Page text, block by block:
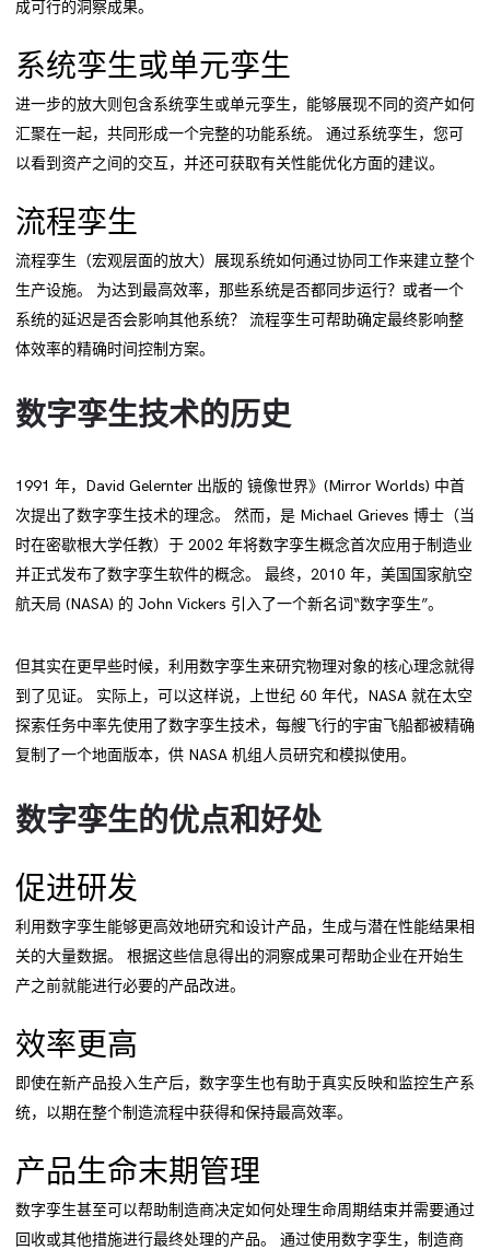
成可行的洞察成果。
系统孪生或单元孪生
进一步的放大则包含系统孪生或单元孪生，能够展现不同的资产如何
汇聚在一起，共同形成一个完整的功能系统。 通过系统孪生，您可
以看到资产之间的交互，并还可获取有关性能优化方面的建议。
流程孪生
流程孪生（宏观层面的放大）展现系统如何通过协同工作来建立整个
生产设施。 为达到最高效率，那些系统是否都同步运行？或者一个
系统的延迟是否会影响其他系统？ 流程孪生可帮助确定最终影响整
体效率的精确时间控制方案。
数字孪生技术的历史
1991 年，David Gelernter 出版的 镜像世界》(Mirror Worlds) 中首
次提出了数字孪生技术的理念。 然而，是 Michael Grieves 博士（当
时在密歇根大学任教）于 2002 年将数字孪生概念首次应用于制造业
并正式发布了数字孪生软件的概念。 最终，2010 年，美国国家航空
航天局 (NASA) 的 John Vickers 引入了一个新名词“数字孪生”。
但其实在更早些时候，利用数字孪生来研究物理对象的核心理念就得
到了见证。 实际上，可以这样说，上世纪 60 年代，NASA 就在太空
探索任务中率先使用了数字孪生技术，每艘飞行的宇宙飞船都被精确
复制了一个地面版本，供 NASA 机组人员研究和模拟使用。
数字孪生的优点和好处
促进研发
利用数字孪生能够更高效地研究和设计产品，生成与潜在性能结果相
关的大量数据。 根据这些信息得出的洞察成果可帮助企业在开始生
产之前就能进行必要的产品改进。
效率更高
即使在新产品投入生产后，数字孪生也有助于真实反映和监控生产系
统，以期在整个制造流程中获得和保持最高效率。
产品生命末期管理
数字孪生甚至可以帮助制造商决定如何处理生命周期结束并需要通过
回收或其他措施进行最终处理的产品。 通过使用数字孪生，制造商